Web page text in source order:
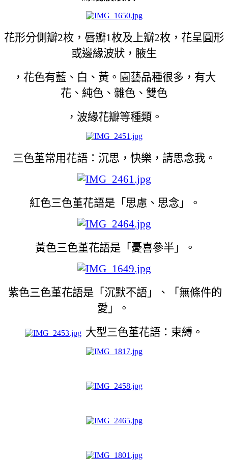
花形分側瓣2枚，唇瓣1枚及上瓣2枚，花呈圓形
或邊緣波狀，腋生
，花色有藍、白、黃。園藝品種很多，有大
花、純色、雜色、雙色
，波緣花瓣等種類。
三色堇常用花語：沉思，快樂，請思念我。
紅色三色堇花語是「思慮、思念」。
黃色三色堇花語是「憂喜參半」。
紫色三色堇花語是「沉默不語」、「無條件的
愛」。
大型三色堇花語：束縛。